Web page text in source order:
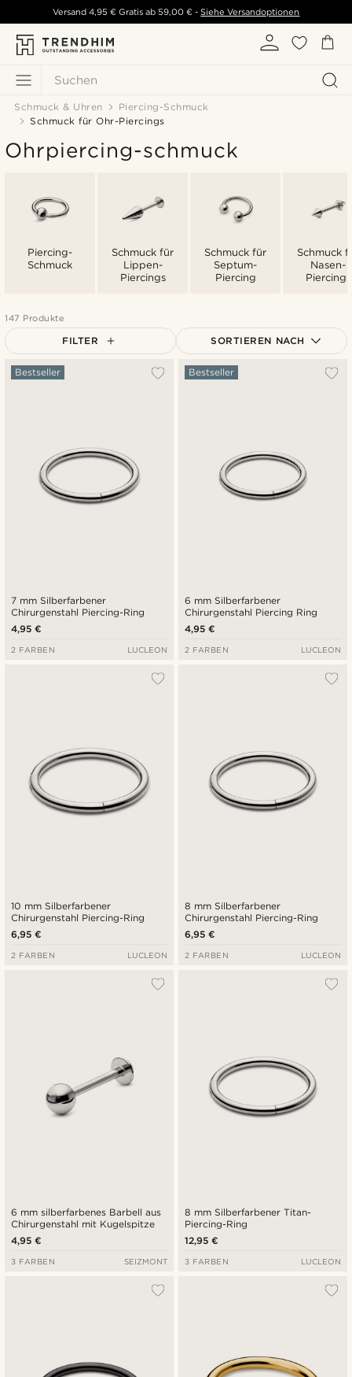
Suchen
Versand 4,95 € Gratis ab 59,00 € - Siehe Versandoptionen
Schmuck & Uhren
Piercing-Schmuck
Schmuck für Ohr-Piercings
Ohrpiercing-schmuck
Piercing-
Schmuck
Schmuck für
Lippen-
Piercings
Schmuck für
Septum-
Piercing
Schmuck
Nasen-
Piercings
147 Produkte
FILTER SORTIEREN NACH
Am Beliebtesten
7 mm Silberfarbener
Chirurgenstahl Piercing-Ring
Bestseller
4,95 €
2 FARBEN LUCLEON
6 mm Silberfarbener
Chirurgenstahl Piercing Ring
Bestseller
4,95 €
2 FARBEN LUCLEON
10 mm Silberfarbener
Chirurgenstahl Piercing-Ring
6,95 €
2 FARBEN LUCLEON
8 mm Silberfarbener
Chirurgenstahl Piercing-Ring
6,95 €
2 FARBEN LUCLEON
6 mm silberfarbenes Barbell aus
Chirurgenstahl mit Kugelspitze
4,95 €
3 FARBEN SEIZMONT
8 mm Silberfarbener Titan-
Piercing-Ring
12,95 €
3 FARBEN LUCLEON